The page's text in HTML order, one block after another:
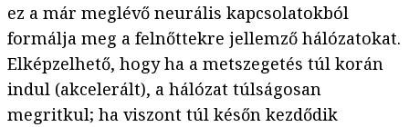
ez a már meglévő neurális kapcsolatokból
formálja meg a felnőttekre jellemző hálózatokat.
Elképzelhető, hogy ha a metszegetés túl korán
indul (akcelerált), a hálózat túlságosan
megritkul; ha viszont túl későn kezdődik